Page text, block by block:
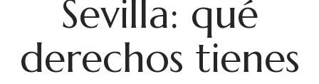
Sevilla: qué
derechos tienes